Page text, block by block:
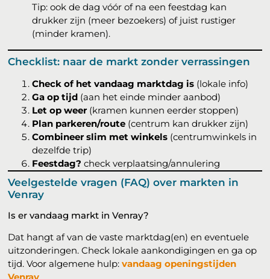
Tip: ook de dag vóór of na een feestdag kan
drukker zijn (meer bezoekers) of juist rustiger
(minder kramen).
Checklist: naar de markt zonder verrassingen
Check of het vandaag marktdag is (lokale info)
Ga op tijd (aan het einde minder aanbod)
Let op weer (kramen kunnen eerder stoppen)
Plan parkeren/route (centrum kan drukker zijn)
Combineer slim met winkels (centrumwinkels in
dezelfde trip)
Feestdag? check verplaatsing/annulering
Veelgestelde vragen (FAQ) over markten in
Venray
Is er vandaag markt in Venray?
Dat hangt af van de vaste marktdag(en) en eventuele
uitzonderingen. Check lokale aankondigingen en ga op
tijd. Voor algemene hulp:vandaag openingstijden